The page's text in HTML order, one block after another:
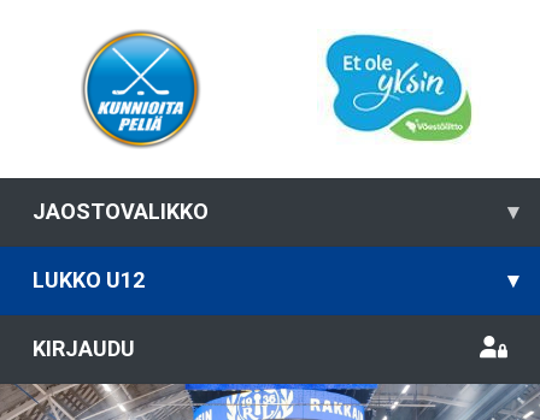
JAOSTOVALIKKO ▾
LUKKO U12 ▾
KIRJAUDU